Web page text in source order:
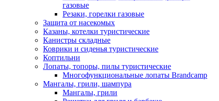
газовые
Резаки, горелки газовые
Защита от насекомых
Казаны, котелки туристические
Канистры складные
Коврики и сиденья туристические
Коптильни
Лопаты, топоры, пилы туристические
Многофункциональные лопаты Brandcamp
Мангалы, грили, шампура
Мангалы, грили